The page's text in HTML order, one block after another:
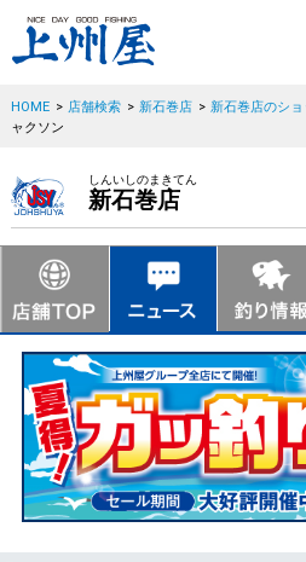
HOME > 店舗検索 > 新石巻店 > 新石巻店のシ
ャクソン
しんいしのまきてん
新石巻店